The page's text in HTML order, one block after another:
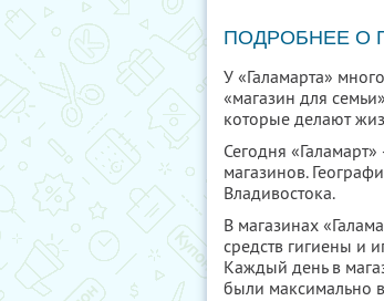
ПОДРОБНЕЕ О
У «Галамарта»
«магазин для
которые делают
Сегодня
магазинов.
Владивостока.
В магазинах
средств гигиены и
Каждый день в
были максимально